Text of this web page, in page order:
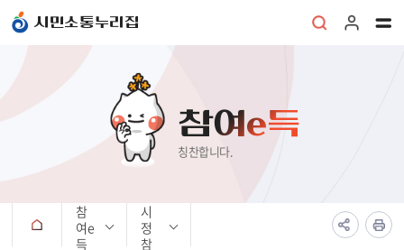
시민소통누리집
참여e득
칭찬합니다.
참
여e
득
시
정
참